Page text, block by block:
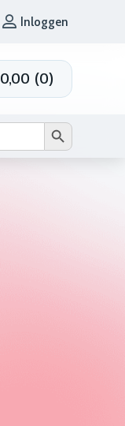
Inloggen
0,00 (0)
Zoekknop